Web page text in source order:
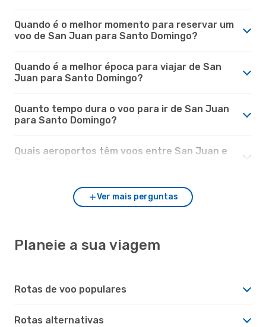
Quando é o melhor momento para reservar um
voo de San Juan para Santo Domingo?
Quando é a melhor época para viajar de San
Juan para Santo Domingo?
Quanto tempo dura o voo para ir de San Juan
para Santo Domingo?
Quais aeroportos têm voos entre San Juan e
Ver mais perguntas
Planeie a sua viagem
Rotas de voo populares
Rotas alternativas